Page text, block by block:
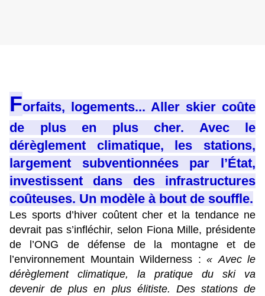
Forfaits, logements... Aller skier coûte
de plus en plus cher. Avec le
dérèglement climatique, les stations,
largement subventionnées par l’État,
investissent dans des infrastructures
coûteuses. Un modèle à bout de souffle.
Les sports d’hiver coûtent cher et la tendance ne
devrait pas s’infléchir, selon Fiona Mille, présidente
de l’ONG de défense de la montagne et de
l’environnement Mountain Wilderness : « Avec le
dérèglement climatique, la pratique du ski va
devenir de plus en plus élitiste. Des stations de